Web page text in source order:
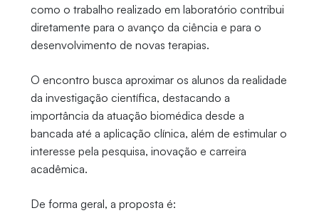
como o trabalho realizado em laboratório contribui
diretamente para o avanço da ciência e para o
desenvolvimento de novas terapias.
O encontro busca aproximar os alunos da realidade
da investigação científica, destacando a
importância da atuação biomédica desde a
bancada até a aplicação clínica, além de estimular o
interesse pela pesquisa, inovação e carreira
acadêmica.
De forma geral, a proposta é: